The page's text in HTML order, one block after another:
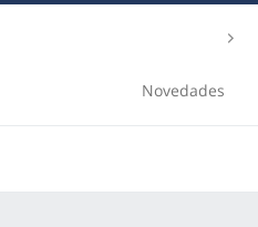
Novedades